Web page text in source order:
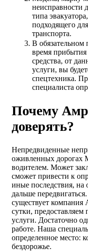
неисправности
типа
подходящего
транспорта.
В обязательном
время прибытия
средства, от
услуги, вы
спецтехника.
специалиста
Почему
доверять?
Непредвиденные
оживленных дорогах
водителем. Может
сможет привести к
иные последствия, на
дальше
существует
сутки,
услуги. Достаточно
работе. Наша
определенное место:
бездорожье.